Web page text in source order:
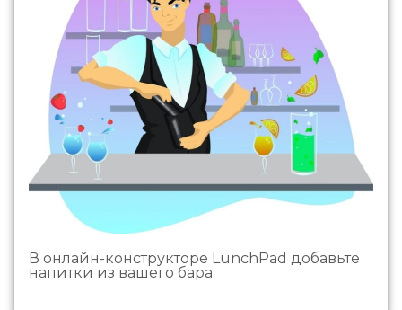
В онлайн-конструкторе LunchPad добавьте
напитки из вашего бара.